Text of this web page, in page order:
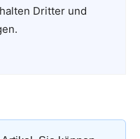
Dritter und